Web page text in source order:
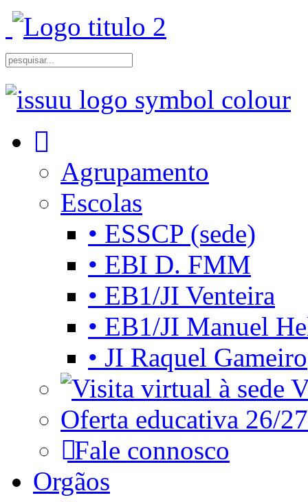
Agrupamento
Escolas
• ESSCP (sede)
• EBI D. FMM
• EB1/JI Venteira
• EB1/JI Manuel
• JI Raquel Gameiro
Oferta educativa 26/27
Fale connosco
Orgãos